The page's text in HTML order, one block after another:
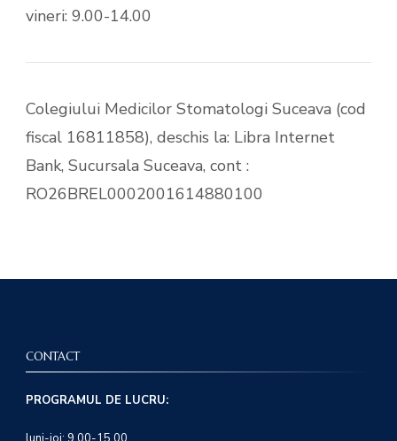
vineri: 9.00-14.00
Colegiului Medicilor Stomatologi Suceava (cod
fiscal 16811858), deschis la: Libra Internet
Bank, Sucursala Suceava, cont :
RO26BREL0002001614880100
CONTACT
PROGRAMUL DE LUCRU: